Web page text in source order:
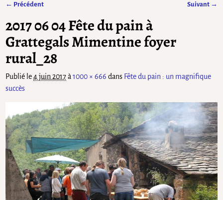
← Précédent Suivant →
2017 06 04 Fête du pain à
Grattegals Mimentine foyer
rural_28
Publié le4 juin 2017à1000 × 666 dans Fête du pain : un magnifique
succès